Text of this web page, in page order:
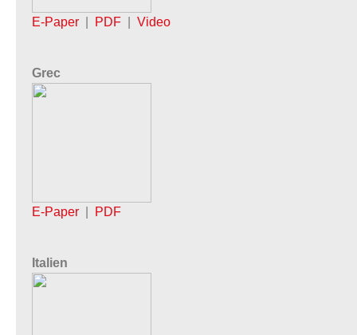
E-Paper PDF Video
Grec
E-Paper PDF
Italien